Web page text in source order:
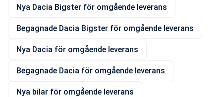
Nya Dacia Bigster för omgående leverans
Begagnade Dacia Bigster för omgående leverans
Nya Dacia för omgående leverans
Begagnade Dacia för omgående leverans
Nya bilar för omgående leverans